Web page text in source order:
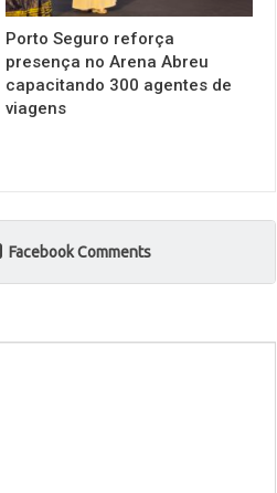
Porto Seguro reforça
presença no Arena Abreu
capacitando 300 agentes de
viagens
Facebook Comments